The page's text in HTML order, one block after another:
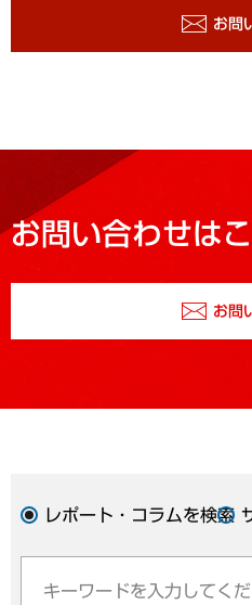
お問
お問い合わせは
お問
レポート・コラムを検索